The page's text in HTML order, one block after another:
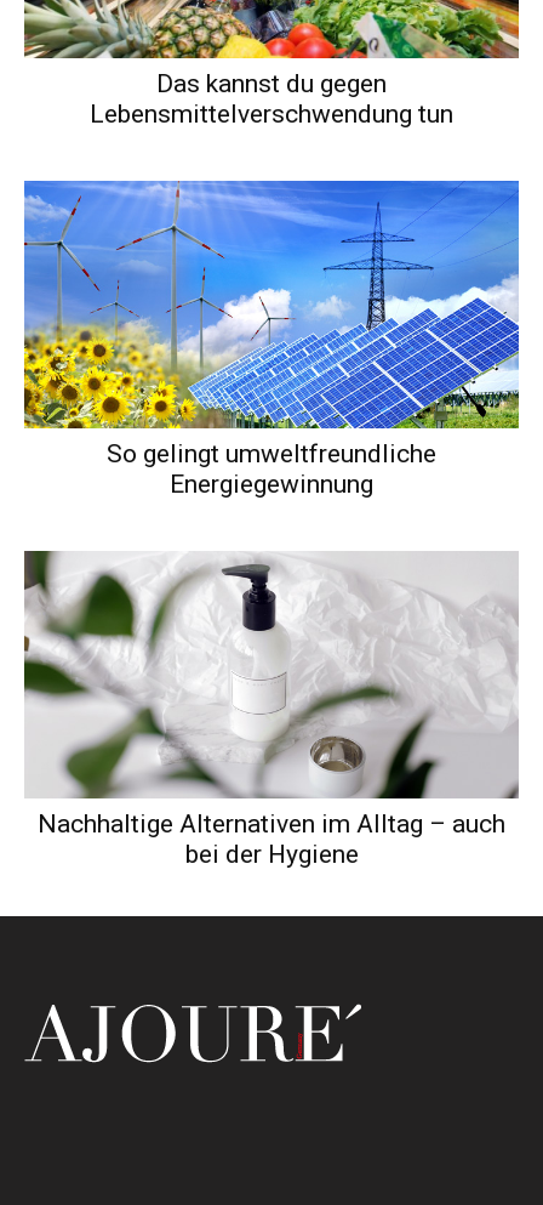
Das kannst du gegen
Lebensmittelverschwendung tun
So gelingt umweltfreundliche
Energiegewinnung
Nachhaltige Alternativen im Alltag – auch
bei der Hygiene